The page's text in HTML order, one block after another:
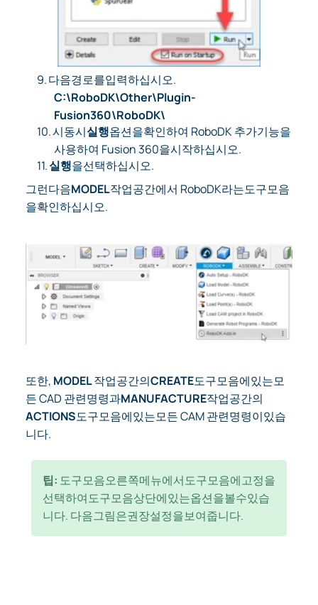
9.다음경로를입력하십시오.
C:\RoboDK\Other\Plugin-
Fusion360\RoboDK\
10.시동시실행옵션을확인하여 RoboDK 추가기능을
사용하여 Fusion 360을시작하십시오.
11.실행을선택하십시오.
그런다음MODEL작업공간에서 RoboDK라는도구모음
을확인하십시오.
또한, MODEL작업공간의CREATE도구모음에있는모
든 CAD 관련명령과MANUFACTURE작업공간의
ACTIONS도구모음에있는모든 CAM 관련명령이있습
니다.
팁: 도구모음오른쪽메뉴에서도구모음에고정을
선택하여도구모음상단에있는옵션을볼수있습
니다. 다음그림은권장설정을보여줍니다.